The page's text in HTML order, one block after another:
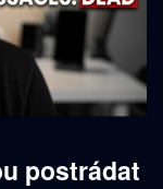
postrádat